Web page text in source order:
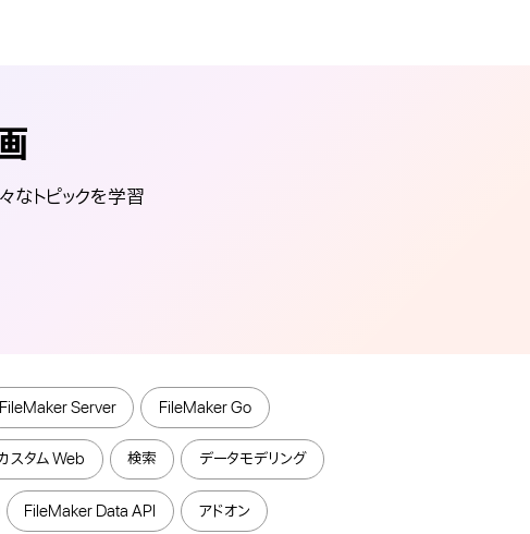
トピックを学習
FileMaker Server FileMaker Go
スタム Web 検索 データモデリング
FileMaker Data API アドオン